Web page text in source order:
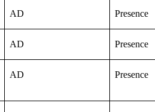
AD Presence
AD Presence
AD Presence